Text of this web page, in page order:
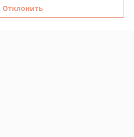
Отклонить